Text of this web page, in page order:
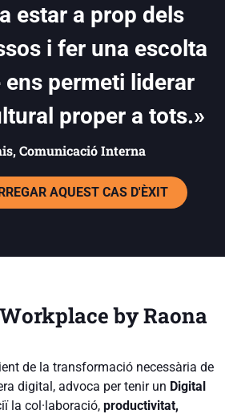
estar a prop dels
i fer una escolta
ens permeti liderar
proper a tots.»
Comunicació Interna
AQUEST CAS D'ÈXIT
by Raona
de la transformació necessària de
digital, advoca per tenir un Digital
la col·laboració, productivitat,